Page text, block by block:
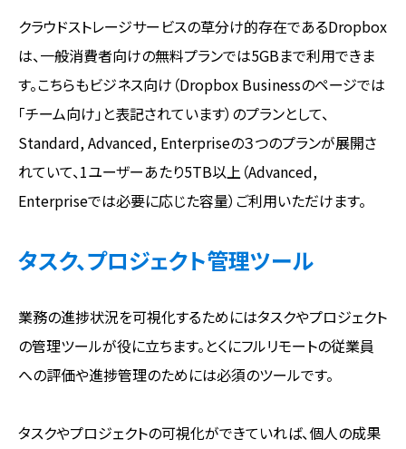
クラウドストレージサービスの草分け的存在であるDropbox
は、一般消費者向けの無料プランでは5GBまで利用できま
す。こちらもビジネス向け（Dropbox Businessのページでは
「チーム向け」と表記されています）のプランとして、
Standard, Advanced, Enterpriseの３つのプランが展開さ
れていて、1ユーザーあたり5TB以上（Advanced,
Enterpriseでは必要に応じた容量）ご利用いただけます。
タスク、プロジェクト管理ツール
業務の進捗状況を可視化するためにはタスクやプロジェクト
の管理ツールが役に立ちます。とくにフルリモートの従業員
への評価や進捗管理のためには必須のツールです。
タスクやプロジェクトの可視化ができていれば、個人の成果